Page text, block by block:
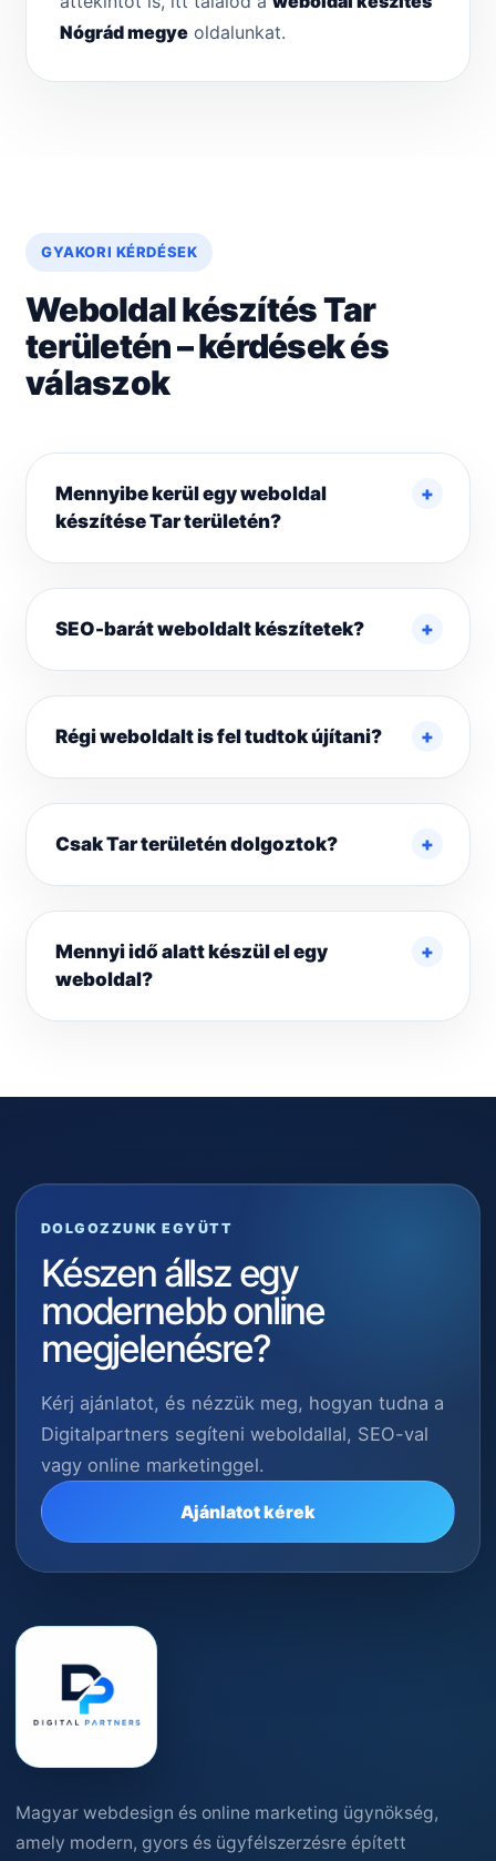
Nógrád megye oldalunkat.
GYAKORI KÉRDÉSEK
Weboldal készítés Tar
területén – kérdések és
válaszok
Mennyibe kerül egy weboldal
készítése Tar területén?
SEO-barát weboldalt készítetek?
Régi weboldalt is fel tudtok újítani?
Csak Tar területén dolgoztok?
Mennyi idő alatt készül el egy
weboldal?
DOLGOZZUNK EGYÜTT
Készen állsz egy
modernebb online
megjelenésre?
Kérj ajánlatot, és nézzük meg, hogyan tudna a
Digitalpartners segíteni weboldallal, SEO-val
vagy online marketinggel.
Ajánlatot kérek
Magyar webdesign és online marketing ügynökség,
amely modern, gyors és ügyfélszerzésre épített